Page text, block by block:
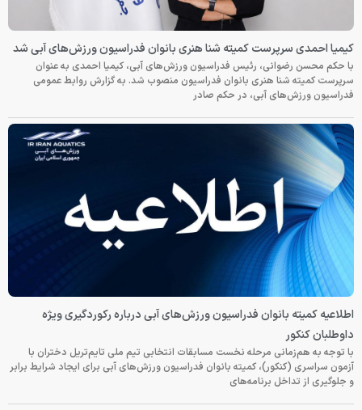
کیمیا احمدی سرپرست کمیته شنا هنری بانوان فدراسیون ورزش‌های آبی شد
با حکم محسن رضوانی، رئیس فدراسیون ورزش‌های آبی، کیمیا احمدی به عنوان
سرپرست کمیته شنا هنری بانوان فدراسیون منصوب شد. به گزارش روابط عمومی
فدراسیون ورزش‌های آبی، در حکم صادر
اطلاعیه کمیته بانوان فدراسیون ورزش‌های آبی درباره رکوردگیری ویژه
داوطلبان کنکور
با توجه به هم‌زمانی مرحله نخست مسابقات انتخابی تیم ملی تایم‌تریل دختران با
آزمون سراسری (کنکور)، کمیته بانوان فدراسیون ورزش‌های آبی برای ایجاد شرایط برابر
و جلوگیری از تداخل برنامه‌های